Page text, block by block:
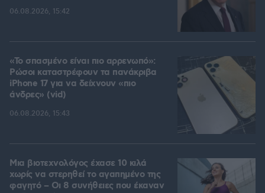
06.08.2026, 15:42
«Το σπασμένο είναι πιο αρρενωπό»:
Ρώσοι καταστρέφουν τα πανάκριβα
iPhone 17 για να δείχνουν «πιο
άνδρες» (vid)
06.08.2026, 15:43
Μια βιοτεχνολόγος έχασε 10 κιλά
χωρίς να στερηθεί το αγαπημένο της
φαγητό – Οι 8 συνήθειες που έκαναν